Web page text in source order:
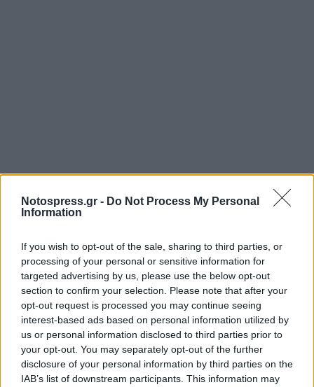
Notospress.gr - Do Not Process My Personal
Information
If you wish to opt-out of the sale, sharing to third parties, or
processing of your personal or sensitive information for
targeted advertising by us, please use the below opt-out
section to confirm your selection. Please note that after your
opt-out request is processed you may continue seeing
interest-based ads based on personal information utilized by
us or personal information disclosed to third parties prior to
your opt-out. You may separately opt-out of the further
disclosure of your personal information by third parties on the
IAB’s list of downstream participants. This information may